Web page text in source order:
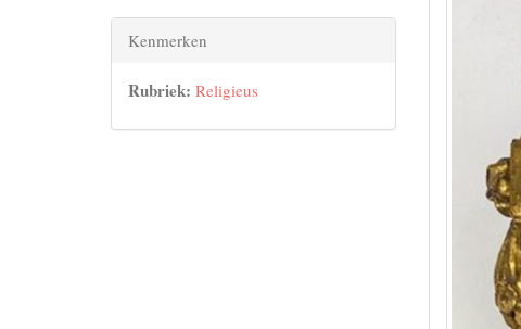
Kenmerken
Rubriek: Religieus